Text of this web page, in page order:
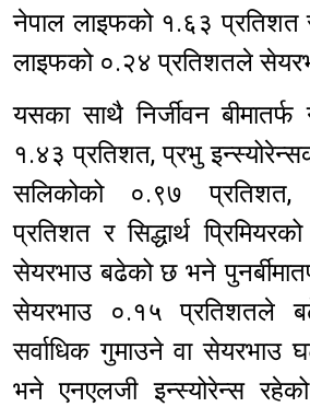
नेपाल लाइफको १.६३ प्रतिशत र
लाइफको ०.२४ प्रतिशतले
यसका साथै निर्जीवन बीमातर्फ
१.४३ प्रतिशत, प्रभु
सलिकोको ०.९७
प्रतिशत र सिद्धार्थ
सेयरभाउ बढेको छ भने
सेयरभाउ ०.१५
सर्वाधिक गुमाउने वा सेयरभाउ
भने एनएलजी इन्स्योरेन्स